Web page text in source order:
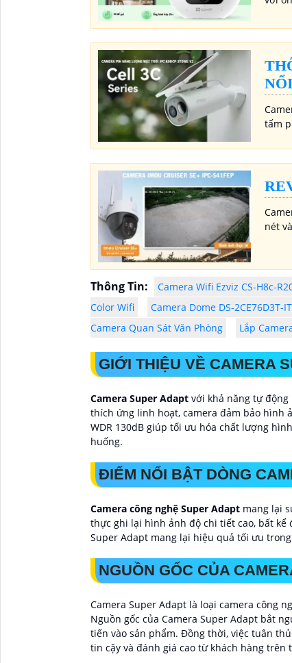
tấm
nét
Thông Tin: Camera Wifi Ezviz CS-H8c-
Color Wifi
Camera Dome DS-2CE76D3T-
Camera Quan Sát Văn Phòng
Lắp
GIỚI THIỆU VỀ CAMERA
Camera Super Adapt với khả năng tự
thích ứng linh hoạt, camera đảm bảo hình
WDR 130dB giúp tối ưu hóa chất lượng
huống.
ĐIỂM NỔI BẬT DÒNG
Camera công nghệ Super Adapt mang lại
thực ghi lại hình ảnh độ chi tiết cao, bất kể
Super Adapt mang lại hiệu quả tối ưu
NGUỒN GỐC CỦA
Camera Super Adapt là loại camera công
Nguồn gốc của Camera Super Adapt bắt
tiến vào sản phẩm. Đồng thời, việc tuân
tin cậy và đánh giá cao từ khách hàng trên